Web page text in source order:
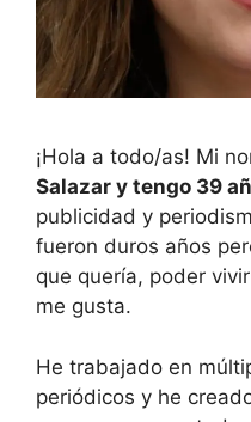
¡Hola a todo/as! Mi
Salazar y tengo 39
publicidad y
fueron duros años
que quería, poder
me gusta.
He trabajado en
periódicos y he